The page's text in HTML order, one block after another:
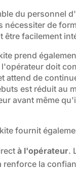
du personnel
de
être facilement
prend
doit
attend de
est réduit au
avant même
fournit
à l'opérateur.
la